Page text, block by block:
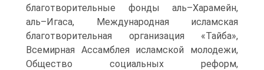
благотворительные фонды аль–Харамейн,
аль–Игаса, Международная исламская
благотворительная организация «Тайба»,
Всемирная Ассамблея исламской молодежи,
Общество социальных реформ,